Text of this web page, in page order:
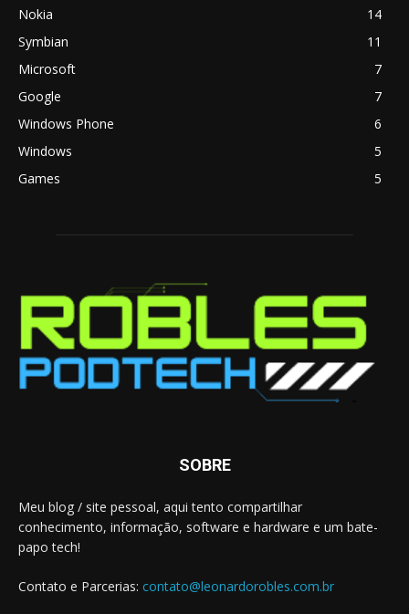
Nokia
14
Symbian
11
Microsoft
7
Google
7
Windows Phone
6
Windows
5
Games
5
SOBRE
Meu blog / site pessoal, aqui tento compartilhar
conhecimento, informação, software e hardware e um bate-
papo tech!
Contato e Parcerias: contato@leonardorobles.com.br